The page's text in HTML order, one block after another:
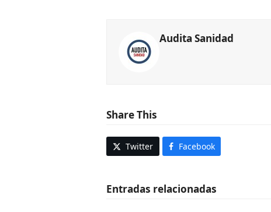
Audita Sanidad
Share This
Twitter Facebook
Entradas relacionadas